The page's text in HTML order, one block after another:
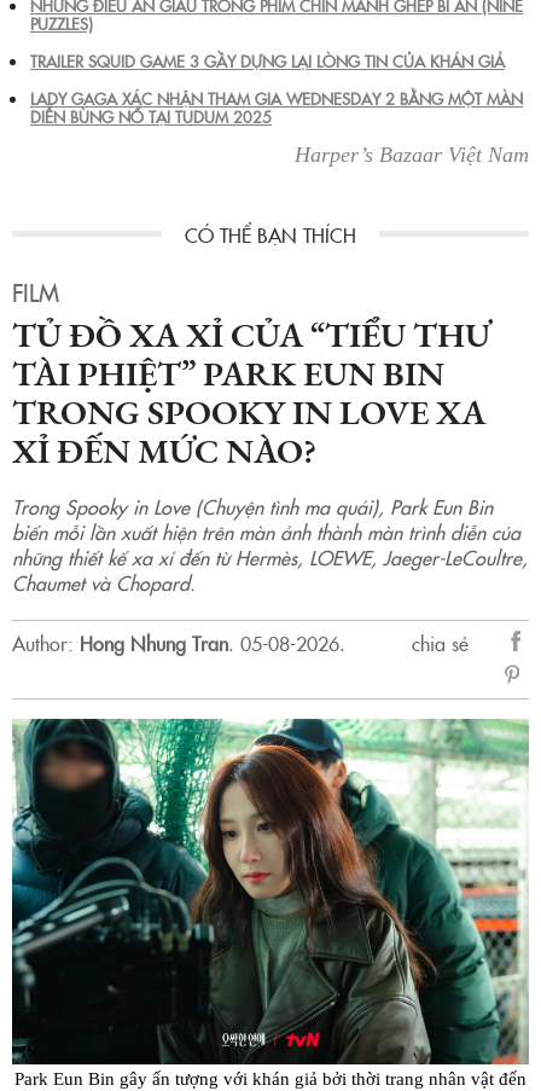
NHỮNG ĐIỀU ẨN GIẤU TRONG PHIM CHÍN MẢNH GHÉP BÍ ẨN (NINE
PUZZLES)
TRAILER SQUID GAME 3 GẦY DỰNG LẠI LÒNG TIN CỦA KHÁN GIẢ
LADY GAGA XÁC NHẬN THAM GIA WEDNESDAY 2 BẰNG MỘT MÀN
DIỄN BÙNG NỔ TẠI TUDUM 2025
Harper’s Bazaar Việt Nam
FILM
TỦ ĐỒ XA XỈ CỦA “TIỂU THƯ
TÀI PHIỆT” PARK EUN BIN
TRONG SPOOKY IN LOVE XA
XỈ ĐẾN MỨC NÀO?
Trong Spooky in Love (Chuyện tình ma quái), Park Eun Bin
biến mỗi lần xuất hiện trên màn ảnh thành màn trình diễn của
những thiết kế xa xỉ đến từ Hermès, LOEWE, Jaeger-LeCoultre,
Chaumet và Chopard.
Author: Hong Nhung Tran. 05-08-2026.
chia sẻ
sẻ
Park Eun Bin gây ấn tượng với khán giả bởi thời trang nhân vật đến